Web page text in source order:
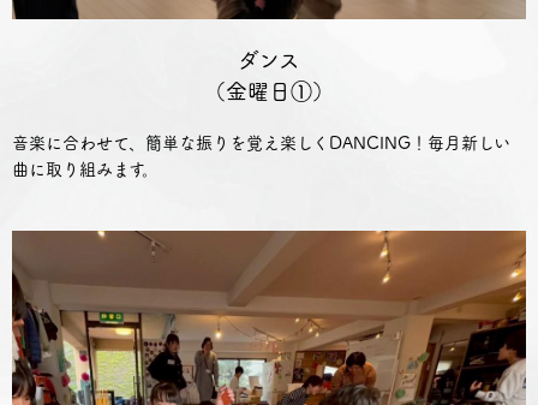
ダンス
（金曜日①）
音楽に合わせて、簡単な振りを覚え楽しくDANCING！毎月新しい
曲に取り組みます。